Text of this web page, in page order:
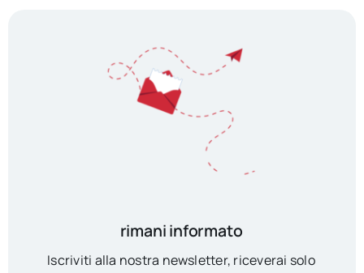
rimani informato
Iscriviti alla nostra newsletter, riceverai solo